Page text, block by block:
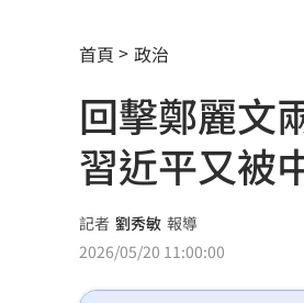
新／女大生伴兒屍
我駐日內瓦處長
首次影像被打臉
SBS歌謠大戰驚見
清大校長續任秒出
首頁 政治
回擊鄭麗文
習近平又被
記者 劉秀敏 報導
2026/05/20 11:00:00